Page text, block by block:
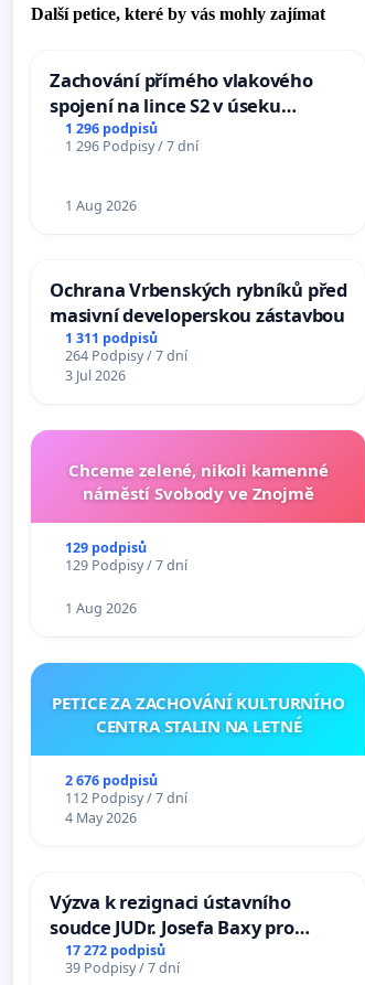
Další petice, které by vás mohly zajímat
Zachování přímého vlakového
spojení na lince S2 v úseku
Ostrava – Bohumín – Karviná –
Mosty u Jablunkova
1 296 podpisů
1 296 Podpisy / 7 dní
1 Aug 2026
Ochrana Vrbenských rybníků před
masivní developerskou zástavbou
1 311 podpisů
264 Podpisy / 7 dní
3 Jul 2026
Chceme zelené, nikoli kamenné
náměstí Svobody ve Znojmě
129 podpisů
129 Podpisy / 7 dní
1 Aug 2026
PETICE ZA ZACHOVÁNÍ KULTURNÍHO
CENTRA STALIN NA LETNÉ
2 676 podpisů
112 Podpisy / 7 dní
4 May 2026
Výzva k rezignaci ústavního
soudce JUDr. Josefa Baxy pro
ohrožení důvěry ve spravedlivý
proces
17 272 podpisů
39 Podpisy / 7 dní